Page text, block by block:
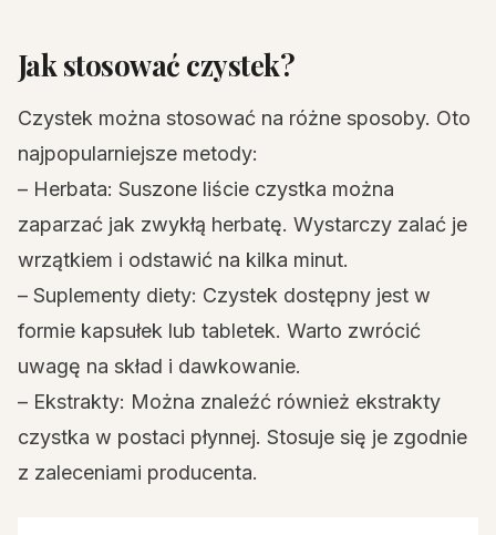
Jak stosować czystek?
Czystek można stosować na różne sposoby. Oto
najpopularniejsze metody:
– Herbata: Suszone liście czystka można
zaparzać jak zwykłą herbatę. Wystarczy zalać je
wrzątkiem i odstawić na kilka minut.
– Suplementy diety: Czystek dostępny jest w
formie kapsułek lub tabletek. Warto zwrócić
uwagę na skład i dawkowanie.
– Ekstrakty: Można znaleźć również ekstrakty
czystka w postaci płynnej. Stosuje się je zgodnie
z zaleceniami producenta.